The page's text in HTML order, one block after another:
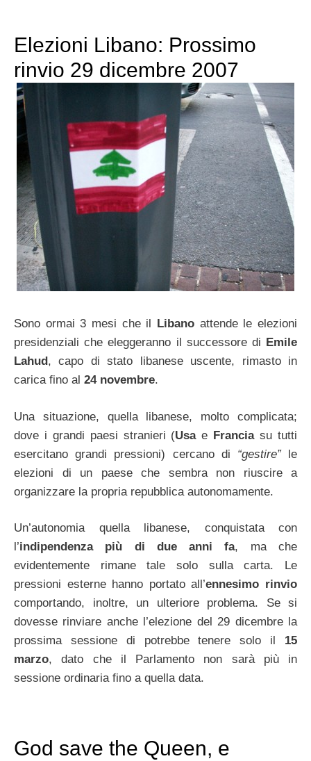
Elezioni Libano: Prossimo
rinvio 29 dicembre 2007
Sono ormai 3 mesi che il Libano attende le elezioni
presidenziali che eleggeranno il successore di Emile
Lahud , capo di stato libanese uscente, rimasto in
carica fino al 24 novembre.
Una situazione, quella libanese, molto complicata;
dove i grandi paesi stranieri (Usae Franciasu tutti
esercitano grandi pressioni) cercano di “gestire”le
elezioni di un paese che sembra non riuscire a
organizzare la propria repubblica autonomamente.
Un’autonomia quella libanese, conquistata con
l’indipendenza più di due anni fa, ma che
evidentemente rimane tale solo sulla carta. Le
pressioni esterne hanno portato all’ennesimo rinvio
comportando, inoltre, un ulteriore problema. Se si
dovesse rinviare anche l’elezione del 29 dicembre la
prossima sessione di potrebbe tenere solo il 15
marzo, dato che il Parlamento non sarà più in
sessione ordinaria fino a quella data.
God save the Queen, e